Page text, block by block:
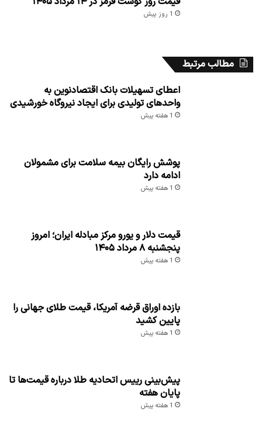
1 روز پیش
مطالب مرتبط
اعطای تسهیلات بانک اقتصادنوین به
واحدهای تولیدی برای ایجاد نیروگاه خورشیدی
1 هفته پیش
پوشش رایگان بیمه سلامت برای مشمولان
ادامه دارد
1 هفته پیش
قیمت دلار و یورو مرکز مبادله ایران؛ امروز
پنجشنبه ۸ مرداد ۱۴۰۵
1 هفته پیش
بازده اوراق قرضه آمریکا، قیمت طلای جهانی را
پایین کشید
1 هفته پیش
پیش‌بینی رییس اتحادیه طلا درباره قیمت‌ها تا
پایان هفته
1 هفته پیش